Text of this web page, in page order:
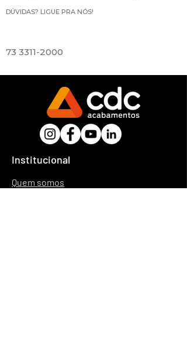
DÚVIDAS? LIGUE PRA NÓS!
73 3311-2000
Institucional
Quem somos